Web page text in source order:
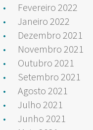
Fevereiro 2022
Janeiro 2022
Dezembro 2021
Novembro 2021
Outubro 2021
Setembro 2021
Agosto 2021
Julho 2021
Junho 2021